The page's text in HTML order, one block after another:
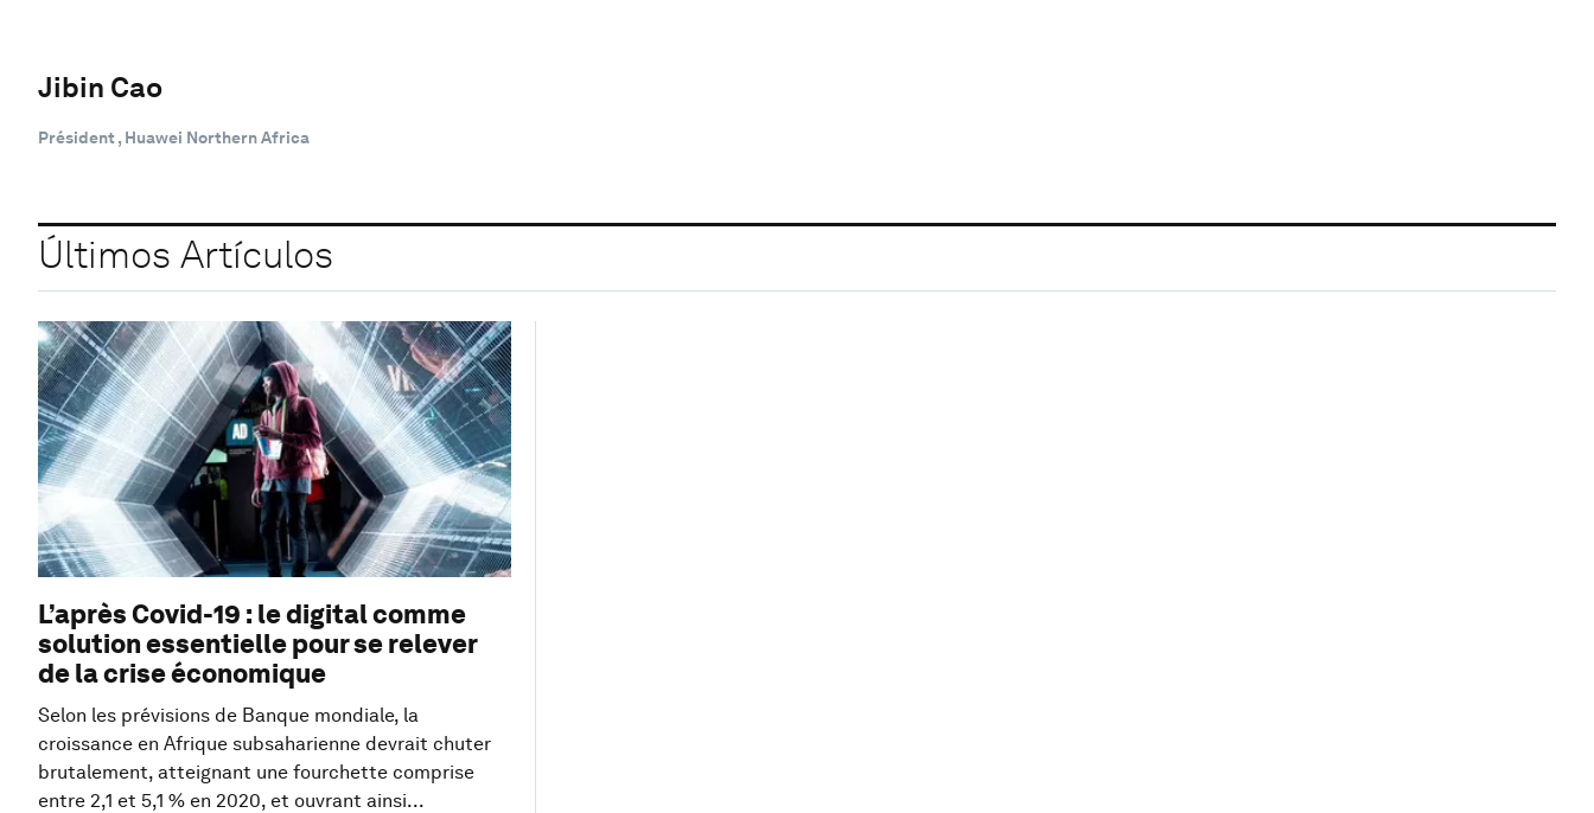
Jibin Cao
Président , Huawei Northern Africa
Últimos Artículos
L’après Covid-19 : le digital comme
solution essentielle pour se relever
de la crise économique
Selon les prévisions de Banque mondiale, la
croissance en Afrique subsaharienne devrait chuter
brutalement, atteignant une fourchette comprise
entre 2,1 et 5,1 % en 2020, et ouvrant ainsi...